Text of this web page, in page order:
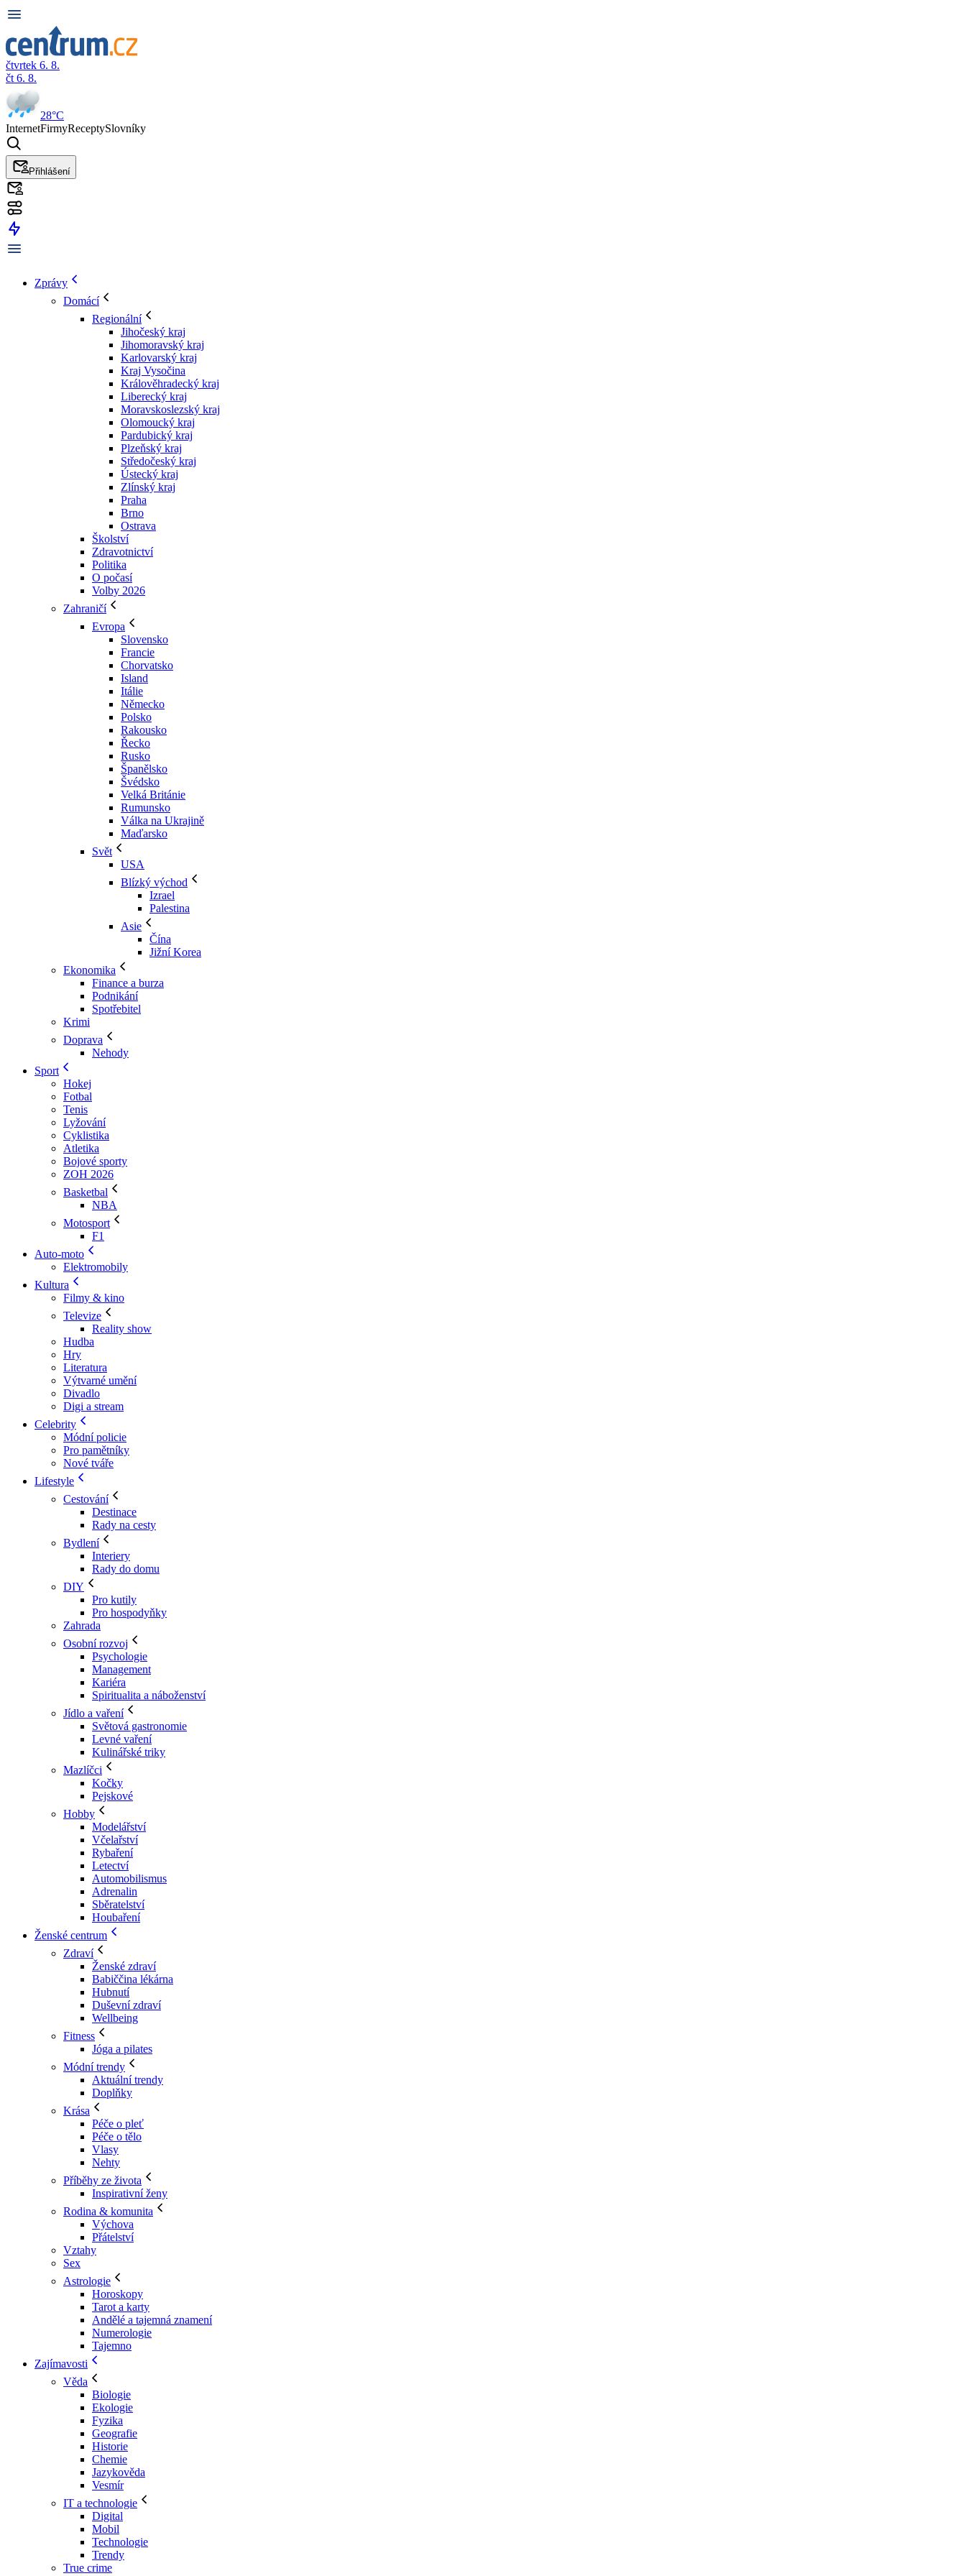
čtvrtek 6. 8.
čt 6. 8.
28°C
InternetFirmyReceptySlovníky
Přihlášení
Zprávy
Domácí
Regionální
Jihočeský kraj
Jihomoravský kraj
Karlovarský kraj
Kraj Vysočina
Králověhradecký kraj
Liberecký kraj
Moravskoslezský kraj
Olomoucký kraj
Pardubický kraj
Plzeňský kraj
Středočeský kraj
Ústecký kraj
Zlínský kraj
Praha
Brno
Ostrava
Školství
Zdravotnictví
Politika
O počasí
Volby 2026
Zahraničí
Evropa
Slovensko
Francie
Chorvatsko
Island
Itálie
Německo
Polsko
Rakousko
Řecko
Rusko
Španělsko
Švédsko
Velká Británie
Rumunsko
Válka na Ukrajině
Maďarsko
Svět
USA
Blízký východ
Izrael
Palestina
Asie
Čína
Jižní Korea
Ekonomika
Finance a burza
Podnikání
Spotřebitel
Krimi
Doprava
Nehody
Sport
Hokej
Fotbal
Tenis
Lyžování
Cyklistika
Atletika
Bojové sporty
ZOH 2026
Basketbal
NBA
Motosport
F1
Auto-moto
Elektromobily
Kultura
Filmy & kino
Televize
Reality show
Hudba
Hry
Literatura
Výtvarné umění
Divadlo
Digi a stream
Celebrity
Módní policie
Pro pamětníky
Nové tváře
Lifestyle
Cestování
Destinace
Rady na cesty
Bydlení
Interiery
Rady do domu
DIY
Pro kutily
Pro hospodyňky
Zahrada
Osobní rozvoj
Psychologie
Management
Kariéra
Spiritualita a náboženství
Jídlo a vaření
Světová gastronomie
Levné vaření
Kulinářské triky
Mazlíčci
Kočky
Pejskové
Hobby
Modelářství
Včelařství
Rybaření
Letectví
Automobilismus
Adrenalin
Sběratelství
Houbaření
Ženské centrum
Zdraví
Ženské zdraví
Babiččina lékárna
Hubnutí
Duševní zdraví
Wellbeing
Fitness
Jóga a pilates
Módní trendy
Aktuální trendy
Doplňky
Krása
Péče o pleť
Péče o tělo
Vlasy
Nehty
Příběhy ze života
Inspirativní ženy
Rodina & komunita
Výchova
Přátelství
Vztahy
Sex
Astrologie
Horoskopy
Tarot a karty
Andělé a tajemná znamení
Numerologie
Tajemno
Zajímavosti
Věda
Biologie
Ekologie
Fyzika
Geografie
Historie
Chemie
Jazykověda
Vesmír
IT a technologie
Digital
Mobil
Technologie
Trendy
True crime